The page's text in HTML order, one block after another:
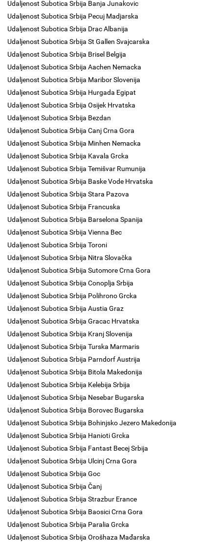
Udaljenost Subotica Srbija Banja Junakovic
Udaljenost Subotica Srbija Pecuj Madjarska
Udaljenost Subotica Srbija Drac Albanija
Udaljenost Subotica Srbija St Gallen Svajcarska
Udaljenost Subotica Srbija Brisel Belgija
Udaljenost Subotica Srbija Aachen Nemacka
Udaljenost Subotica Srbija Maribor Slovenija
Udaljenost Subotica Srbija Hurgada Egipat
Udaljenost Subotica Srbija Osijek Hrvatska
Udaljenost Subotica Srbija Bezdan
Udaljenost Subotica Srbija Canj Crna Gora
Udaljenost Subotica Srbija Minhen Nemacka
Udaljenost Subotica Srbija Kavala Grcka
Udaljenost Subotica Srbija Temišvar Rumunija
Udaljenost Subotica Srbija Baske Vode Hrvatska
Udaljenost Subotica Srbija Stara Pazova
Udaljenost Subotica Srbija Francuska
Udaljenost Subotica Srbija Barselona Spanija
Udaljenost Subotica Srbija Vienna Bec
Udaljenost Subotica Srbija Toroni
Udaljenost Subotica Srbija Nitra Slovačka
Udaljenost Subotica Srbija Sutomore Crna Gora
Udaljenost Subotica Srbija Conoplja Srbija
Udaljenost Subotica Srbija Polihrono Grcka
Udaljenost Subotica Srbija Austia Graz
Udaljenost Subotica Srbija Gracac Hrvatska
Udaljenost Subotica Srbija Kranj Slovenija
Udaljenost Subotica Srbija Turska Marmaris
Udaljenost Subotica Srbija Parndorf Austrija
Udaljenost Subotica Srbija Bitola Makedonija
Udaljenost Subotica Srbija Kelebija Srbija
Udaljenost Subotica Srbija Nesebar Bugarska
Udaljenost Subotica Srbija Borovec Bugarska
Udaljenost Subotica Srbija Bohinjsko Jezero Makedonija
Udaljenost Subotica Srbija Hanioti Grcka
Udaljenost Subotica Srbija Fantast Becej Srbija
Udaljenost Subotica Srbija Ulcinj Crna Gora
Udaljenost Subotica Srbija Goc
Udaljenost Subotica Srbija Čanj
Udaljenost Subotica Srbija Strazbur Erance
Udaljenost Subotica Srbija Baosici Crna Gora
Udaljenost Subotica Srbija Paralia Grcka
Udaljenost Subotica Srbija Orošhaza Mađarska